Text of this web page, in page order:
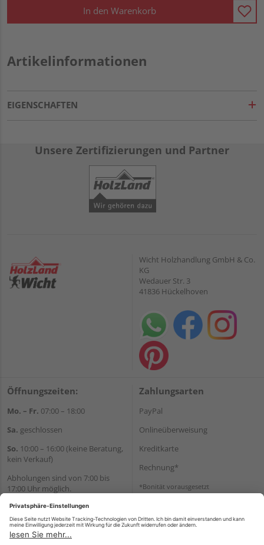
In den Warenkorb
Artikelinformationen
EIGENSCHAFTEN
Unsere Zertifizierungen und Partner
Wicht Holzhandlung GmbH & Co.
KG
Wedauer Str. 3
41836 Hückelhoven
Öffnungszeiten:
Mo. – Fr. 07:00 – 18:00
Sa. geschlossen
So. 10:00 – 16:00 (keine Beratung,
kein Verkauf)
Abholungen sind von 7:00 bis
17:00 Uhr möglich.
Wir helfen Ihnen gerne
weiter
Tel.:+49 2462 99099
E-Mail:shop@wicht24.de
Zahlungsarten
PayPal
Onlineüberweisung
Kreditkarte
Rechnung*
*Bonität vorausgesetzt
Versandkosten